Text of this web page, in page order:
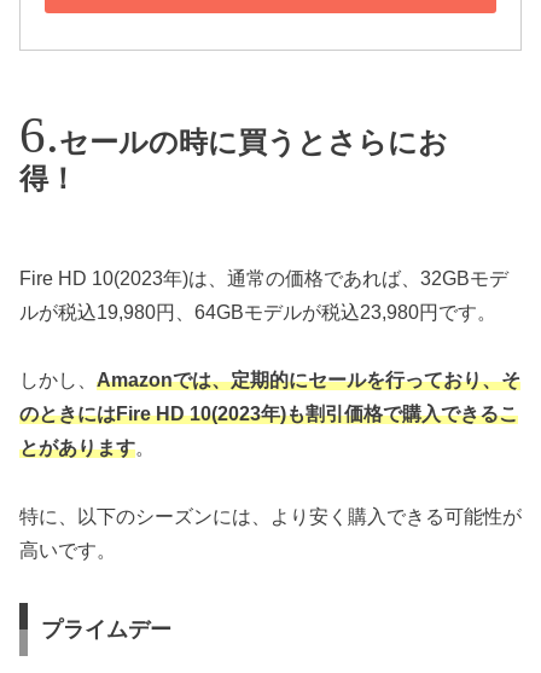
セールの時に買うとさらにお
得！
Fire HD 10(2023年)は、通常の価格であれば、32GBモデ
ルが税込19,980円、64GBモデルが税込23,980円です。
しかし、 Amazonでは、定期的にセールを行っており、そ
のときにはFire HD 10(2023年)も割引価格で購入できるこ
とがあります。
特に、以下のシーズンには、より安く購入できる可能性が
高いです。
プライムデー